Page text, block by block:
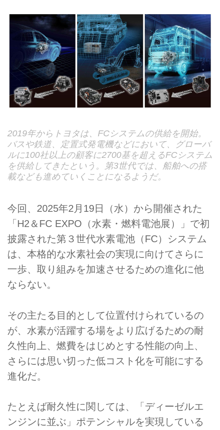
2019年からトヨタは、FCシステムの供給を開始。
バスや鉄道、定置式発電機などにおいて、グローバ
ルに100社以上の顧客に2700基を超えるFCシステム
を供給してきたという。第3世代では、船舶への搭
載なども進めていくことになるようだ。
今回、2025年2月19日（水）から開催された
「H2＆FC EXPO（水素・燃料電池展）」で初
披露された第３世代水素電池（FC）システム
は、本格的な水素社会の実現に向けてさらに
一歩、取り組みを加速させるための進化に他
ならない。
その主たる目的として位置付けられているの
が、水素が活躍する場をより広げるための耐
久性向上、燃費をはじめとする性能の向上、
さらには思い切った低コスト化を可能にする
進化だ。
たとえば耐久性に関しては、「ディーゼルエ
ンジンに並ぶ」ポテンシャルを実現している